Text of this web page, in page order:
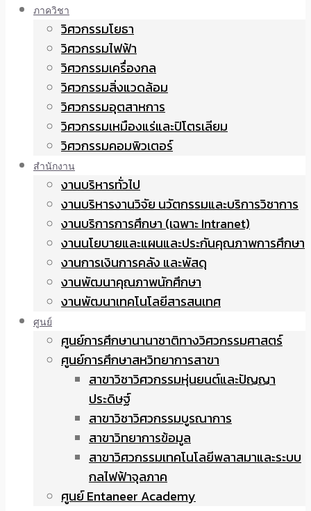
ภาควิชา
วิศวกรรมโยธา
วิศวกรรมไฟฟ้า
วิศวกรรมเครื่องกล
วิศวกรรมสิ่งแวดล้อม
วิศวกรรมอุตสาหการ
วิศวกรรมเหมืองแร่และปิโตรเลียม
วิศวกรรมคอมพิวเตอร์
สำนักงาน
งานบริหารทั่วไป
งานบริหารงานวิจัย นวัตกรรมและบริการวิชาการ
งานบริการการศึกษา (เฉพาะ Intranet)
งานนโยบายและแผนและประกันคุณภาพการศึกษา
งานการเงินการคลัง และพัสดุ
งานพัฒนาคุณภาพนักศึกษา
งานพัฒนาเทคโนโลยีสารสนเทศ
ศูนย์
ศูนย์การศึกษานานาชาติทางวิศวกรรมศาสตร์
ศูนย์การศึกษาสหวิทยาการสาขา
สาขาวิชาวิศวกรรมหุ่นยนต์และปัญญา
ประดิษฐ์
สาขาวิชาวิศวกรรมบูรณาการ
สาขาวิทยาการข้อมูล
สาขาวิศวกรรมเทคโนโลยีพลาสมาและระบบ
กลไฟฟ้าจุลภาค
ศูนย์ Entaneer Academy